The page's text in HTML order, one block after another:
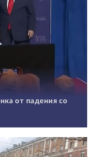
от падения со